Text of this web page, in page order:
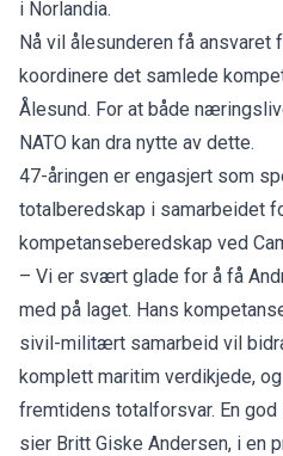
i Norlandia.
Nå vil ålesunderen få ansvaret
koordinere det samlede
Ålesund. For at både
NATO kan dra nytte av dette.
47-åringen er engasjert som
totalberedskap i samarbeidet
kompetanseberedskap ved
– Vi er svært glade for å få
med på laget. Hans
sivil-militært samarbeid vil
komplett maritim verdikjede,
fremtidens totalforsvar. En
sier Britt Giske Andersen, i en